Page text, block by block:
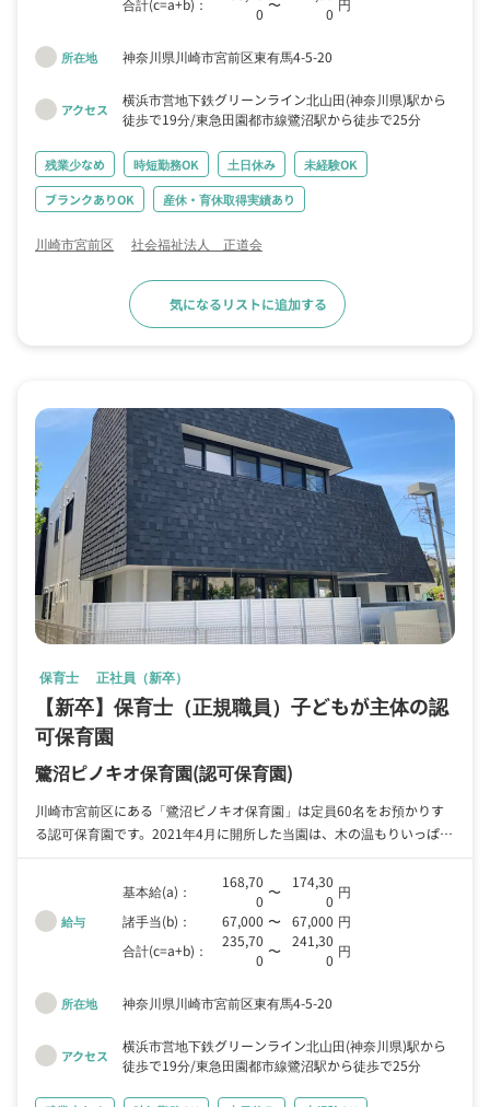
すが、その分とてもやりがいがありますよ。 私たちと一緒に、楽しい
園づくりをしていきませんか？あなたからのご応募をお待ちしていま
す！
合計(c=a+b)：
0
〜
0
円
所在地 神奈川県川崎市宮前区東有馬4-5-20
アクセス
横浜市営地下鉄グリーンライン北山田(神奈川県)駅から
徒歩で19分 東急田園都市線鷺沼駅から徒歩で25分
残業少なめ 時短勤務OK 土日休み
未経験OK
ブランクありOK
産休・育休取得実績あり
川崎市宮前区 社会福祉法人 正道会
気になるリストに追加する
保育士 正社員（新卒）
【新卒】保育士（正規職員）子どもが主体の認
可保育園
鷺沼ピノキオ保育園(認可保育園)
川崎市宮前区にある「鷺沼ピノキオ保育園」は定員60名をお預かりす
る認可保育園です。2021年4月に開所した当園は、木の温もりいっぱい
の明るく自然的な保育園で、お子様が楽しく過ごせるよう、きめ細やか
な保育をしています。 ただ今、保育士（新卒/正規職員）を応募してい
ます。法人としては保育園等を40年以上運営しており、その間に蓄積
されたノウハウがあります。未経験の方も懇切丁寧に指導しますので、
どうぞお気兼ねなくご応募くださいね！保育のお仕事は責任が大きいで
すが、その分とてもやりがいがありますよ。 私たちと一緒に、楽しい
園づくりをしていきませんか？あなたからのご応募をお待ちしていま
す！
給与
基本給(a)：
168,70
0
〜
174,30
0
円
諸手当(b)：
67,000 〜 67,000 円
合計(c=a+b)：
235,70
0
〜
241,30
0
円
所在地 神奈川県川崎市宮前区東有馬4-5-20
アクセス
横浜市営地下鉄グリーンライン北山田(神奈川県)駅から
徒歩で19分 東急田園都市線鷺沼駅から徒歩で25分